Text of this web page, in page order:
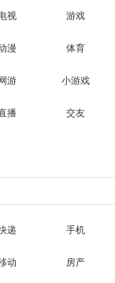
视 游戏
漫 体育
网游 小游戏
播 交友
递 手机
动 房产